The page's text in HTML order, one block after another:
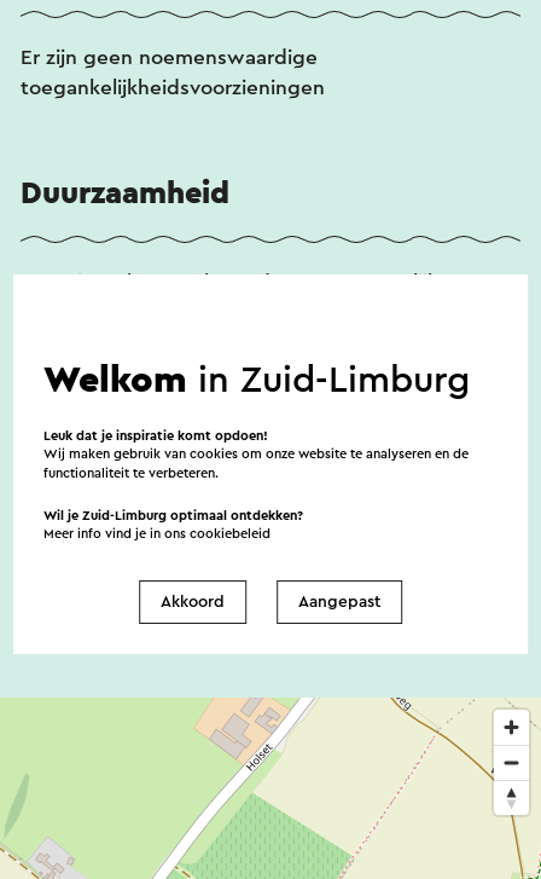
Er zijn geen noemenswaardige
toegankelijkheidsvoorzieningen
Duurzaamheid
Huisdieren
Nee
Welkom in Zuid-Limburg
Leuk dat je inspiratie komt opdoen!
Wij maken gebruik van cookies om onze website te analyseren en de
functionaliteit te verbeteren.
Wil je Zuid-Limburg optimaal ontdekken?
Meer info vind je in onscookiebeleid
Akkoord Aangepast